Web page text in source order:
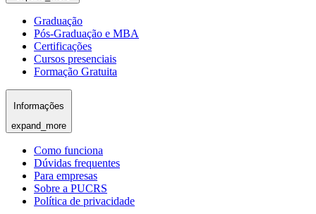
Graduação
Pós-Graduação e MBA
Certificações
Cursos presenciais
Formação Gratuita
Informações
expand_more
Como funciona
Dúvidas frequentes
Para empresas
Sobre a PUCRS
Política de privacidade